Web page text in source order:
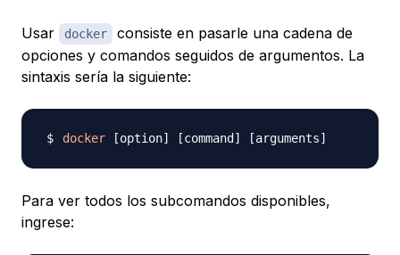
Usar docker
consiste en pasarle una cadena de
opciones y comandos seguidos de argumentos. La
sintaxis sería la siguiente:
docker [option] [command ] [arguments]
Para ver todos los subcomandos disponibles,
ingrese: